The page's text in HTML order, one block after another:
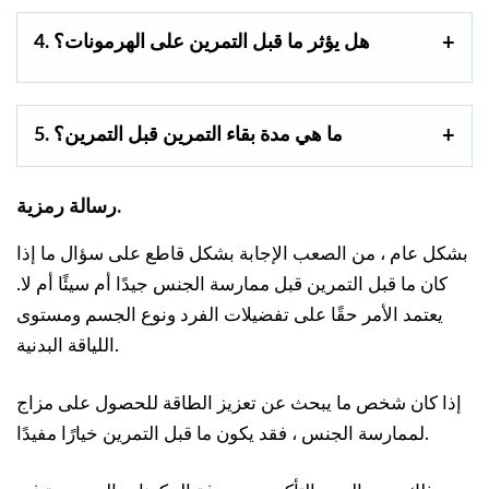
4. هل يؤثر ما قبل التمرين على الهرمونات؟
5. ما هي مدة بقاء التمرين قبل التمرين؟
رسالة رمزية.
بشكل عام ، من الصعب الإجابة بشكل قاطع على سؤال ما إذا
كان ما قبل التمرين قبل ممارسة الجنس جيدًا أم سيئًا أم لا.
يعتمد الأمر حقًا على تفضيلات الفرد ونوع الجسم ومستوى
اللياقة البدنية.
إذا كان شخص ما يبحث عن تعزيز الطاقة للحصول على مزاج
لممارسة الجنس ، فقد يكون ما قبل التمرين خيارًا مفيدًا.